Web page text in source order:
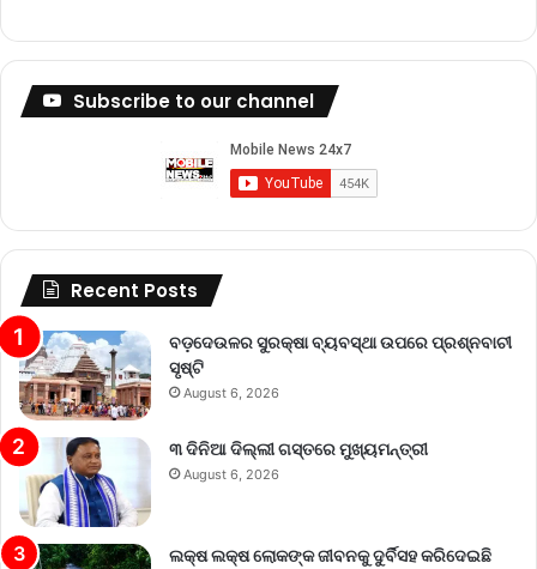
Subscribe to our channel
Recent Posts
ବଡ଼ଦେଉଳର ସୁରକ୍ଷା ବ୍ୟବସ୍ଥା ଉପରେ ପ୍ରଶ୍ନବାଚୀ
ସୃଷ୍ଟି
August 6, 2026
୩ ଦିନିଆ ଦିଲ୍ଲୀ ଗସ୍ତରେ ମୁଖ୍ୟମନ୍ତ୍ରୀ
August 6, 2026
ଲକ୍ଷ ଲକ୍ଷ ଲୋକଙ୍କ ଜୀବନକୁ ଦୁର୍ବିସହ କରିଦେଇଛି